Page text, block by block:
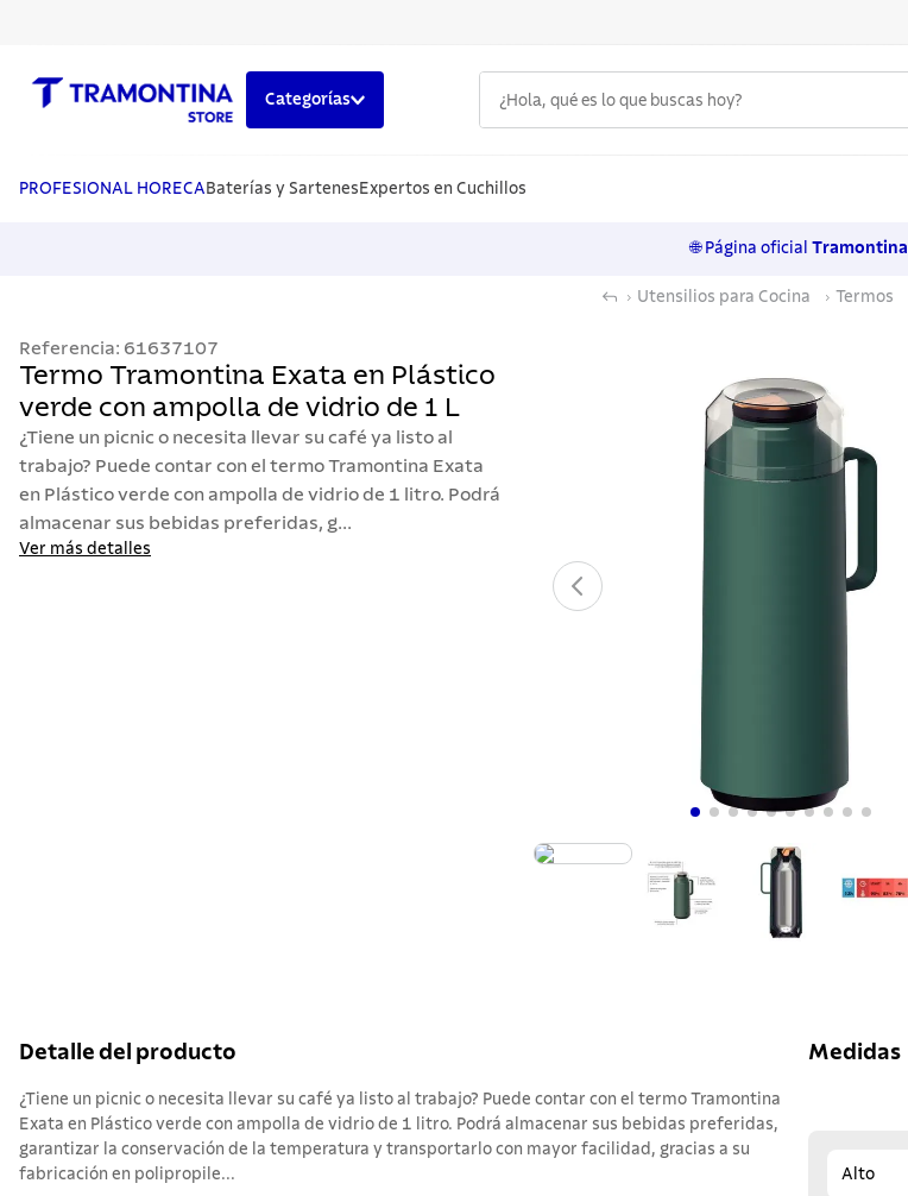
Categorías
PROFESIONAL HORECA Baterías y Sartenes Expertos en Cuchillos
🌐 Página oficial Tramontina
Utensilios para Cocina Termos
Referencia: 61637107
Termo Tramontina Exata en Plástico
verde con ampolla de vidrio de 1 L
¿Tiene un picnic o necesita llevar su café ya listo al
trabajo? Puede contar con el termo Tramontina Exata
en Plástico verde con ampolla de vidrio de 1 litro. Podrá
almacenar sus bebidas preferidas, g...
Ver más detalles
Detalle del producto
¿Tiene un picnic o necesita llevar su café ya listo al trabajo? Puede contar con el termo Tramontina
Exata en Plástico verde con ampolla de vidrio de 1 litro. Podrá almacenar sus bebidas preferidas,
garantizar la conservación de la temperatura y transportarlo con mayor facilidad, gracias a su
fabricación en polipropile...
Medidas
Alto
1.
cuchillos
5 . lavaplatos